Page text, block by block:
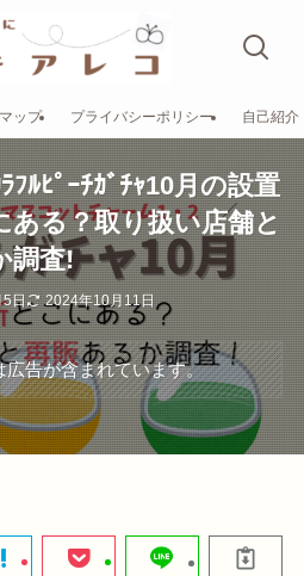
ップ プライバシーポリシー 自己紹介
ﾌﾙﾋﾟｰﾁｶﾞﾁｬ10月の設置
ある？取り扱い店舗と
調査!
日 2024年10月11日
広告が含まれています。